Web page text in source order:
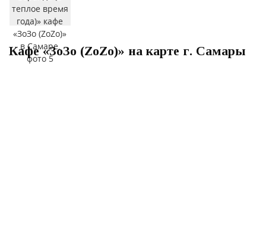
Кафе «ЗоЗо (ZoZo)» на карте г. Самары